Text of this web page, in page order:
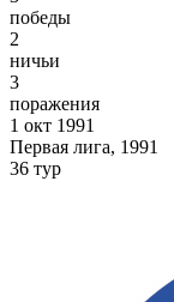
победы
2
ничьи
3
поражения
1 окт 1991
Первая лига, 1991
36 тур